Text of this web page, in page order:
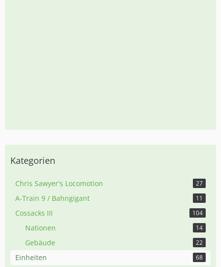
Kategorien
Chris Sawyer's Locomotion 27
A-Train 9 / Bahngigant 11
Cossacks III 104
Nationen 14
Gebäude 22
Einheiten 68